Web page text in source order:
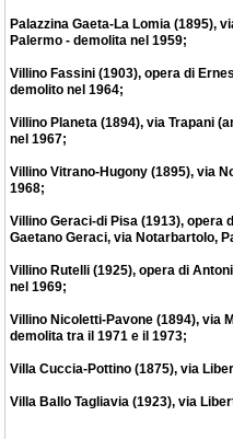
Palazzina Gaeta-La Lomia (1895),
Palermo - demolita nel 1959;
Villino Fassini (1903), opera di
demolito nel 1964;
Villino Planeta (1894), via Trapani
nel 1967;
Villino Vitrano-Hugony (1895), via
1968;
Villino Geraci-di Pisa (1913), opera
Gaetano Geraci, via Notarbartolo,
Villino Rutelli (1925), opera di
nel 1969;
Villino Nicoletti-Pavone (1894), via
demolita tra il 1971 e il 1973;
Villa Cuccia-Pottino (1875), via
Villa Ballo Tagliavia (1923), via